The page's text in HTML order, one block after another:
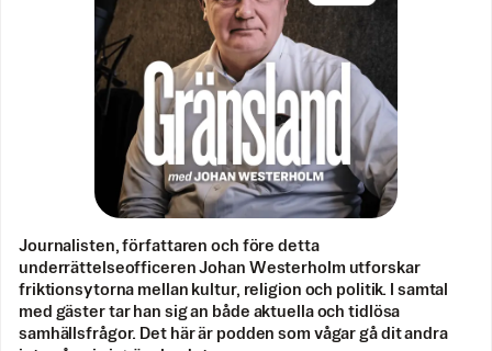
Journalisten, författaren och före detta
underrättelseofficeren Johan Westerholm utforskar
friktionsytorna mellan kultur, religion och politik. I samtal
med gäster tar han sig an både aktuella och tidlösa
samhällsfrågor. Det här är podden som vågar gå dit andra